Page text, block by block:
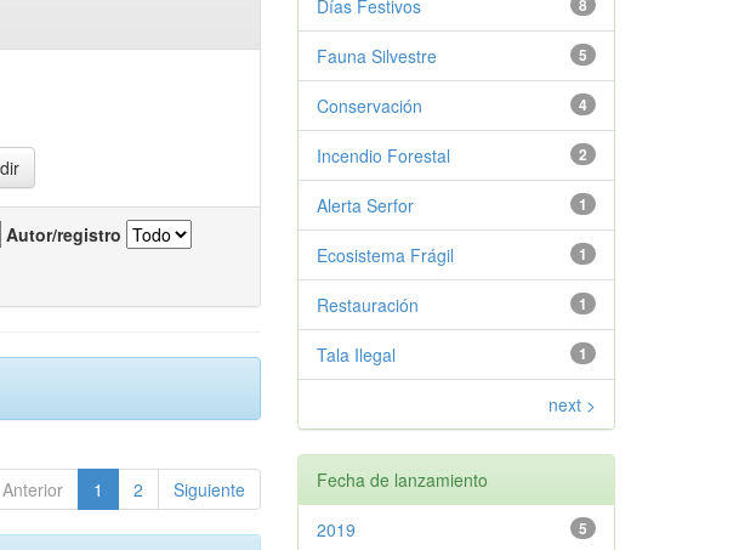
Autor/registro
Anterior 1 2 Siguiente
8
Días Festivos
5
Fauna Silvestre
4
Conservación
2
Incendio Forestal
1
Alerta Serfor
1
Ecosistema Frágil
1
Restauración
1
Tala Ilegal
next >
Fecha de lanzamiento
5
2019